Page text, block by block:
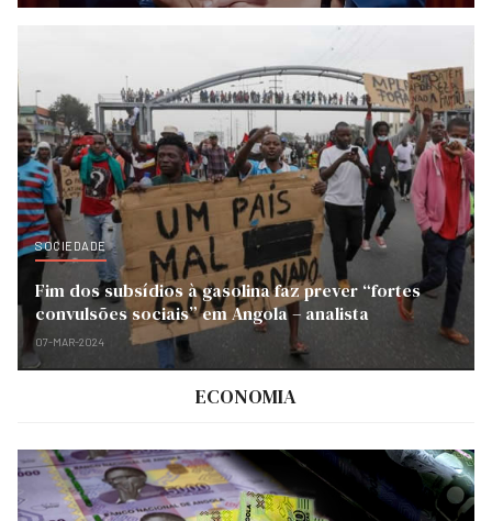
SOCIEDADE
Fim dos subsídios à gasolina faz prever “fortes
convulsões sociais” em Angola – analista
07-MAR-2024
ECONOMIA